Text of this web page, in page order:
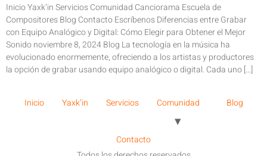
Inicio Yaxk’in Servicios Comunidad Canciorama Escuela de
Compositores Blog Contacto Escríbenos Diferencias entre Grabar
con Equipo Analógico y Digital: Cómo Elegir para Obtener el Mejor
Sonido noviembre 8, 2024 Blog La tecnología en la música ha
evolucionado enormemente, ofreciendo a los artistas y productores
la opción de grabar usando equipo analógico o digital. Cada uno […]
Inicio Yaxk’in Servicios Comunidad Blog
Contacto